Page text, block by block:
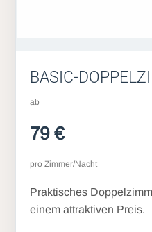
BASIC-
ab
79 €
pro Zimmer/Nacht
Praktisches
einem attraktiven Preis.